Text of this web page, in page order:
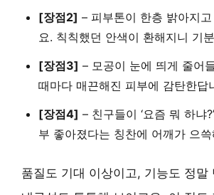
[장점2] – 피부톤이 한층 밝아지
요. 칙칙했던 안색이 환해지니 기
[장점3] – 모공이 눈에 띄게 줄어
때마다 매끈해진 피부에 감탄한답
[장점4] – 친구들이 ‘요즘 뭐 하냐
부 좋아졌다는 칭찬에 어깨가 으쓱
품질도 기대 이상이고, 기능도 정말